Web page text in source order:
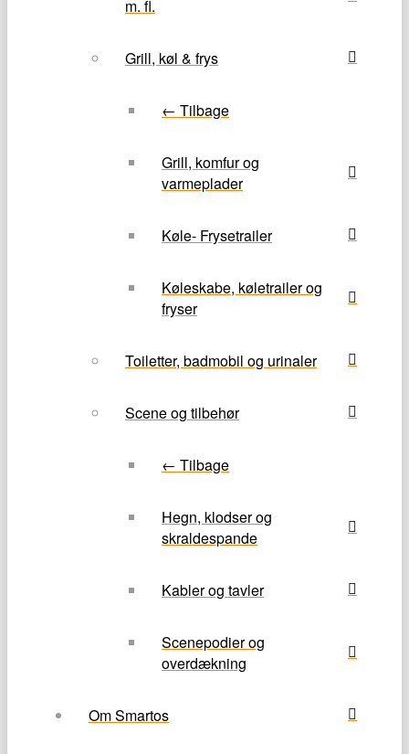
m. fl.
Grill, køl & frys
← Tilbage
Grill, komfur og
varmeplader
Køle- Frysetrailer
Køleskabe, køletrailer og
fryser
Toiletter, badmobil og urinaler
Scene og tilbehør
← Tilbage
Hegn, klodser og
skraldespande
Kabler og tavler
Scenepodier og
overdækning
Om Smartos